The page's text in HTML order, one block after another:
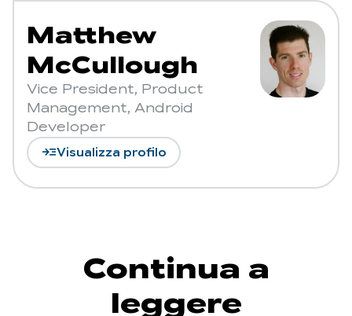
Matthew
McCullough
Vice President, Product
Management, Android
Developer
read_moreVisualizza profilo
Continua a
leggere